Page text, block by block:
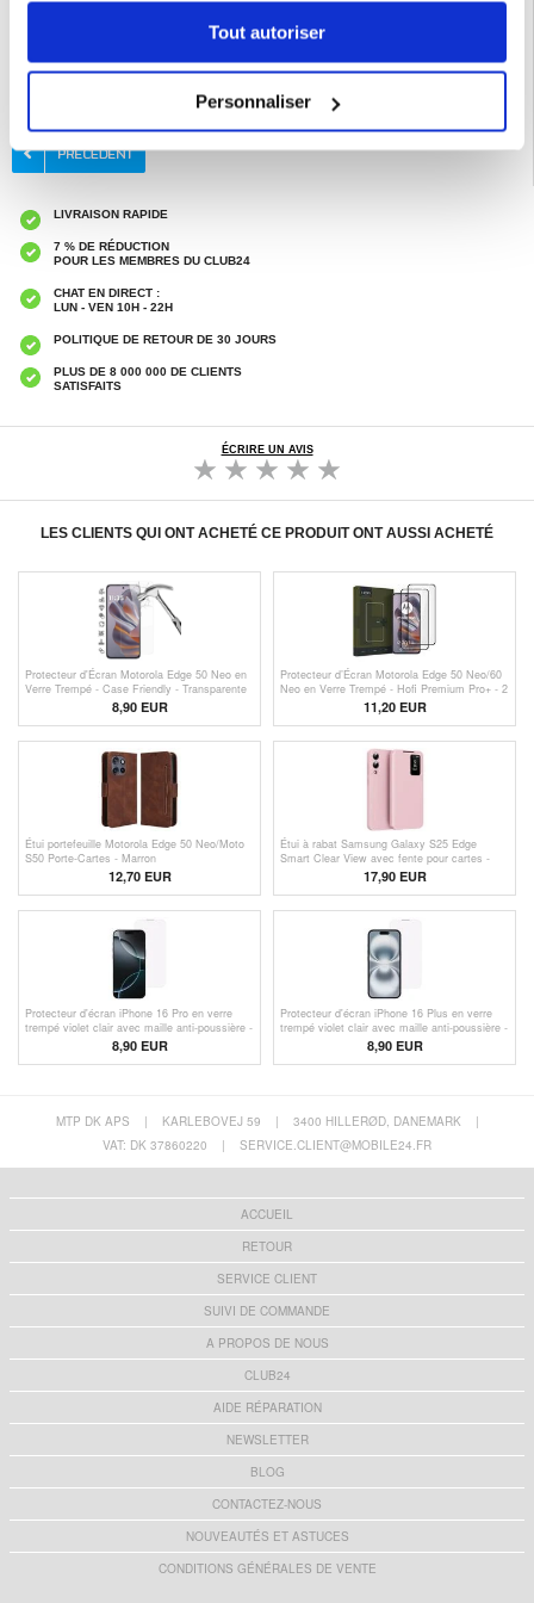
Tout autoriser
Personnaliser
Catégories associées:Accessoires téléphone,Coque & Accessoires Motorola,
Motorola Edge 50 Neo Coque & Accessoires
LIVRAISON RAPIDE
7 % DE RÉDUCTION
POUR LES MEMBRES DU CLUB24
CHAT EN DIRECT :
LUN - VEN 10H - 22H
POLITIQUE DE RETOUR DE 30 JOURS
PLUS DE 8 000 000 DE CLIENTS
SATISFAITS
ÉCRIRE UN AVIS
LES CLIENTS QUI ONT ACHETÉ CE PRODUIT ONT AUSSI ACHETÉ
Protecteur d'Écran Motorola Edge 50 Neo en
Verre Trempé - Case Friendly - Transparente
8,90 EUR
Protecteur d’Écran Motorola Edge 50 Neo/60
Neo en Verre Trempé - Hofi Premium Pro+ - 2
Pièces - Bord Noir11,20 EUR
Étui portefeuille Motorola Edge 50 Neo/Moto
S50 Porte-Cartes - Marron
12,70 EUR
Étui à rabat Samsung Galaxy S25 Edge
Smart Clear View avec fente pour cartes -
17,90 EUR
Protecteur d'écran iPhone 16 Pro en verre
trempé violet clair avec maille anti-poussière -
8,90 EUR
Protecteur d'écran iPhone 16 Plus en verre
trempé violet clair avec maille anti-poussière -
8,90 EUR
MTP DK APS | KARLEBOVEJ 59 | 3400 HILLERØD, DANEMARK
|
VAT: DK 37860220
| SERVICE.CLIENT@MOBILE24.FR
ACCUEIL
RETOUR
SERVICE CLIENT
SUIVI DE COMMANDE
A PROPOS DE NOUS
CLUB24
AIDE RÉPARATION
NEWSLETTER
BLOG
CONTACTEZ-NOUS
NOUVEAUTÉS ET ASTUCES
CONDITIONS GÉNÉRALES DE VENTE